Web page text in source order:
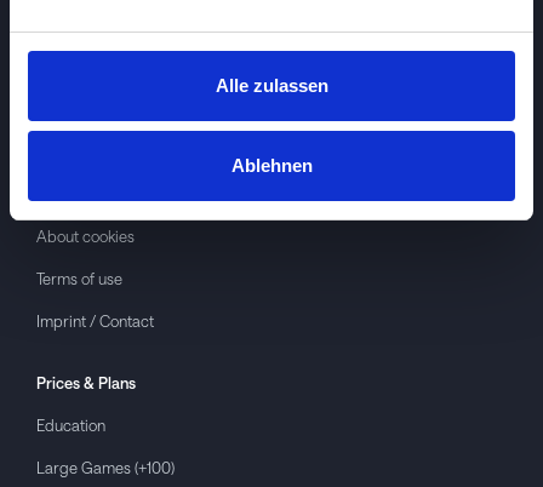
Alle zulassen
Ablehnen
About cookies
Terms of use
Imprint / Contact
Prices & Plans
Education
Large Games (+100)